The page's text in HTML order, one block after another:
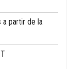
a partir de la